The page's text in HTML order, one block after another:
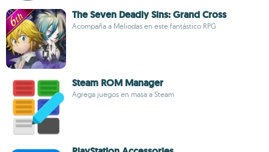
The Seven Deadly Sins: Grand Cross
Acompaña a Meliodas en este fantástico RPG
Steam ROM Manager
Agrega juegos en masa a Steam